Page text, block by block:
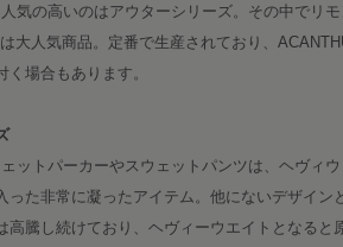
気の高いのはアウターシリーズ。その中でリ
大人気商品。定番で生産されており、
く場合もあります。
ットパーカーやスウェットパンツは、ヘヴィ
った非常に凝ったアイテム。他にないデザイン
高騰し続けており、ヘヴィーウエイトとなると